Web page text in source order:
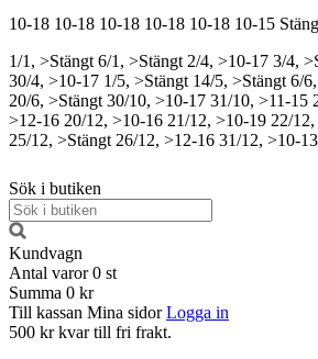
10-18 10-18 10-18 10-18 10-18 10-15
1/1, >Stängt 6/1, >Stängt 2/4, >10-17 3/4,
30/4, >10-17 1/5, >Stängt 14/5, >Stängt 6/
20/6, >Stängt 30/10, >10-17 31/10, >11-15
>12-16 20/12, >10-16 21/12, >10-19 22/
25/12, >Stängt 26/12, >12-16 31/12, >10-13
Sök i butiken
Kundvagn
Antal varor 0 st
Summa 0 kr
Till kassan Mina sidor Logga in
500 kr kvar till fri frakt.